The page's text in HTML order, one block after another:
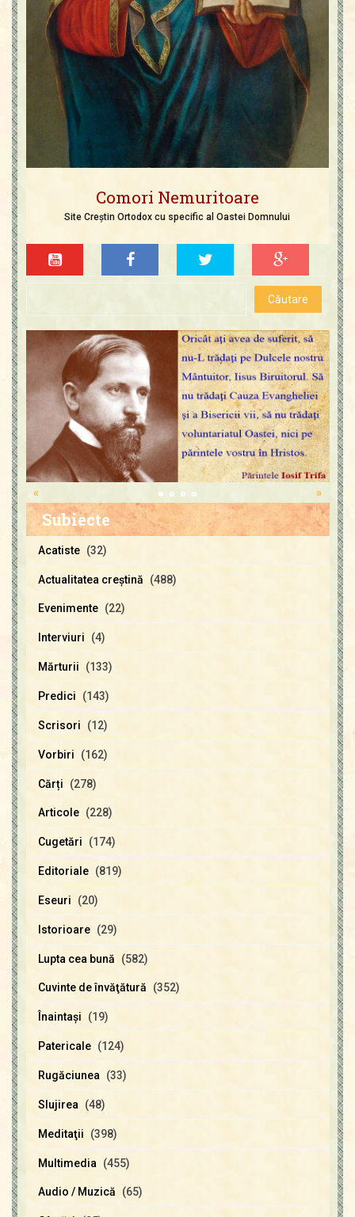
Comori Nemuritoare
Site Creștin Ortodox cu specific al Oastei Domnului
»
«
Subiecte
Acatiste (32)
Actualitatea creştină (488)
Evenimente (22)
Interviuri (4)
Mărturii (133)
Predici (143)
Scrisori (12)
Vorbiri (162)
Cărți (278)
Articole (228)
Cugetări (174)
Editoriale (819)
Eseuri (20)
Istorioare (29)
Lupta cea bună (582)
Cuvinte de învăţătură (352)
Înaintaşi (19)
Patericale (124)
Rugăciunea (33)
Slujirea (48)
Meditaţii (398)
Multimedia (455)
Audio / Muzică (65)